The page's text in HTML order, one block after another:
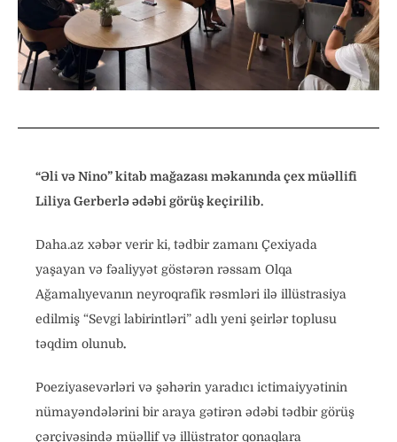
“Əli və Nino” kitab mağazası məkanında çex müəllifi
Liliya Gerberlə ədəbi görüş keçirilib.
Daha.az xəbər verir ki, tədbir zamanı Çexiyada
yaşayan və fəaliyyət göstərən rəssam Olqa
Ağamalıyevanın neyroqrafik rəsmləri ilə illüstrasiya
edilmiş “Sevgi labirintləri” adlı yeni şeirlər toplusu
təqdim olunub.
Poeziyasevərləri və şəhərin yaradıcı ictimaiyyətinin
nümayəndələrini bir araya gətirən ədəbi tədbir görüş
çərçivəsində müəllif və illüstrator qonaqlara